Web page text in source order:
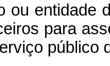
ou entidade
para
público